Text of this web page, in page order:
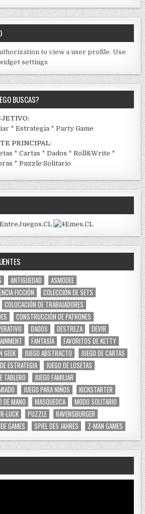
to view a user profile. Use
settings
BUSCAS?
*Estrategia *Party Game
PRINCIPAL:
*Cartas *Dados *Roll&Write *
*Puzzle Solitario
ANTIGÜEDAD
ASMODEE
FICCIÓN
COLECCIÓN DE SETS
COLOCACIÓN DE TRABAJADORES
CONSTRUCCIÓN DE PATRONES
DADOS DESTREZA
DEVIR
FANTASÍA
FAVORITOS DE KETTY
GEEK JUEGO ABSTRACTO
JUEGO DE CARTAS
ESTRATEGIA
JUEGO DE LOSETAS
TABLERO
JUEGO FAMILIAR
JUEGO PARA NIÑOS
KICKSTARTER
DE MANO MASQUEOCA
MODO SOLITARIO
LUCK PUZZLE
RAVENSBURGER
GAMES SPIEL DES JAHRES Z-MAN GAMES